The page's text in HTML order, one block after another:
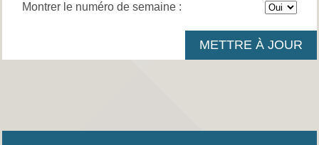
Montrer le numéro de semaine :